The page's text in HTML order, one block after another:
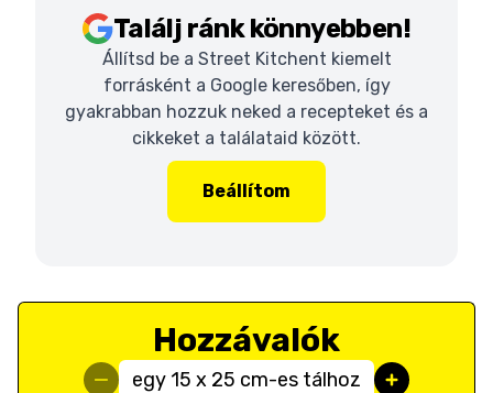
Találj ránk könnyebben!
Állítsd be a Street Kitchent kiemelt
forrásként a Google keresőben, így
gyakrabban hozzuk neked a recepteket és a
cikkeket a találataid között.
Beállítom
Hozzávalók
egy 15 x 25 cm-es tálhoz